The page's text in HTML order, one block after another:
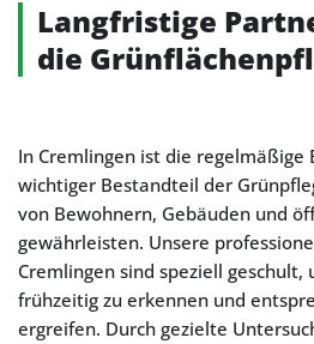
Langfristige
die
In Cremlingen ist die
wichtiger Bestandteil der
von Bewohnern, Gebäuden und
gewährleisten. Unsere
Cremlingen sind speziell geschult,
frühzeitig zu erkennen und
ergreifen. Durch gezielte